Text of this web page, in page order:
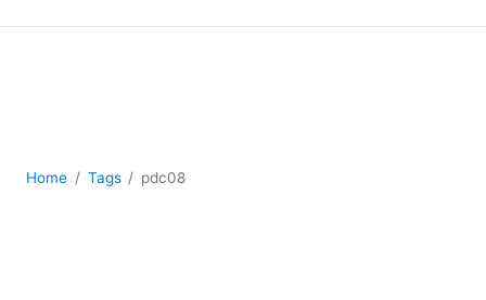
Integração de dados
XBRLHome Tags pdc08